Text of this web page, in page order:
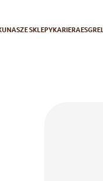
NASZE SKLEPYKARIERAESG